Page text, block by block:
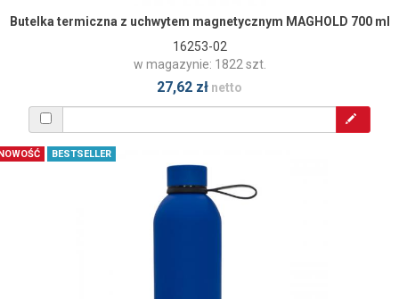
Butelka termiczna z uchwytem magnetycznym MAGHOLD 700 ml
16253-02
w magazynie: 1822 szt.
27,62 zł netto
BESTSELLER